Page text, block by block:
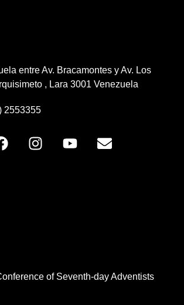
entre Av. Bracamontes y Av. Los
, Lara 3001 Venezuela
2553355
of Seventh-day Adventists